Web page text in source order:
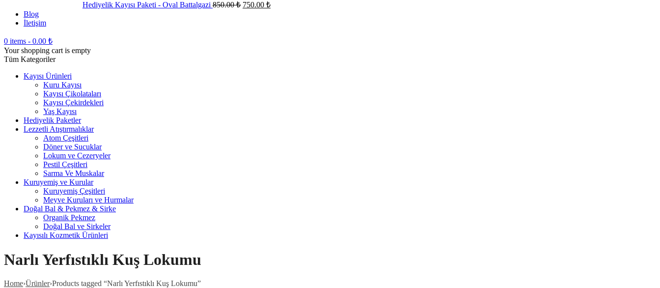
Hediyelik Kayısı Paketi - Oval Battalgazi 850.00₺ 750.00 ₺
Blog
İletişim
0 items - 0.00 ₺
Your shopping cart is empty
Tüm Kategoriler
Kayısı Ürünleri
Kuru Kayısı
Kayısı Çikolataları
Kayısı Çekirdekleri
Yaş Kayısı
Hediyelik Paketler
Lezzetli Atıştırmalıklar
Atom Çeşitleri
Döner ve Sucuklar
Lokum ve Cezeryeler
Pestil Çeşitleri
Sarma Ve Muskalar
Kuruyemiş ve Kurular
Kuruyemiş Çeşitleri
Meyve Kuruları ve Hurmalar
Doğal Bal & Pekmez & Sirke
Organik Pekmez
Doğal Bal ve Sirkeler
Kayısılı Kozmetik Ürünleri
Narlı Yerfıstıklı Kuş Lokumu
Home›Ürünler›Products tagged “Narlı Yerfıstıklı Kuş Lokumu”